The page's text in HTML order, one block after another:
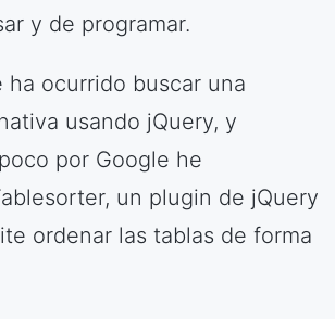
y de programar.
ha ocurrido buscar una
usando jQuery, y
por Google he
un plugin de jQuery
ordenar las tablas de forma